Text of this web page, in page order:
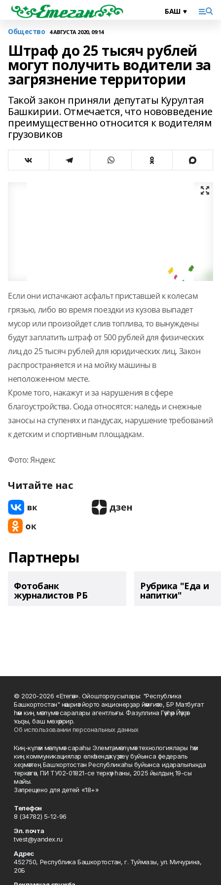
Общество 4 АВГУСТА 2020, 09:14
Штраф до 25 тысяч рублей
могут получить водители за
загрязнение территории
Такой закон приняли депутаты Курултая
Башкирии. Отмечается, что нововведение
преимущественно относится к водителям
грузовиков
Если они испачкают асфальт приставшей к колесам
грязью, либо во время поездки из кузова выпадет
мусор или произойдет слив топлива, то вынуждены
будут заплатить штраф от 500 рублей для физических
лиц до 25 тысяч рублей для юридических лиц. Закон
распространяется и на мойку машины в
неположенном месте.
Кроме того, накажут и за нарушения в сфере
благоустройства. Сюда относятся: наледь и снежные
заносы на ступенях и пандусах, нарушение требований
к детским и спортивным площадкам.
Фото: Яндекс
Читайте нас
Партнеры
Фотобанк
журналистов РБ
Рубрика "Еда и
напитки"
© 2020-2026 «Етегән». Ойоштороусылары: "Республика
Башкортостан" нәшриәт йорто акционерҙар йәмғиәте, БР Матбуғат
һәм киң мәғлүмәт саралары агентлығы. Фазуллина Гәүһәр Йәүҙәт
ҡыҙы, баш мөхәррир.
Об использовании персональных данных
Киң-күләм мәғлүмәт сараһы Элемтә, мәғлүмәт технологиялары һәм
киң коммуникациялар өлкәһендә күҙәтеү буйынса федераль
хеҙмәттең Башҡортостан Республикаһы буйынса идаралығында
теркәлгән, ПИ ТУ02-01821-се теркәү һаны, 2025 йылдың 19-сы
майы.
Запрещено для детей «18+»
Телефон
8 (34782) 5-12-96
Эл. почта
tvest@yandex.ru
Адрес
452750, Республика Башкортостан, г. Туймазы, ул. Мичурина,
20Б